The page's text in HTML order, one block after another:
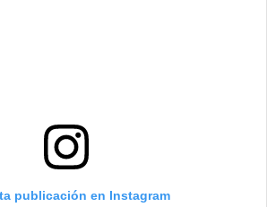
publicación en Instagram